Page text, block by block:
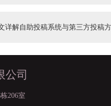
详解自助投稿系统与第三方投稿方
公司
206室